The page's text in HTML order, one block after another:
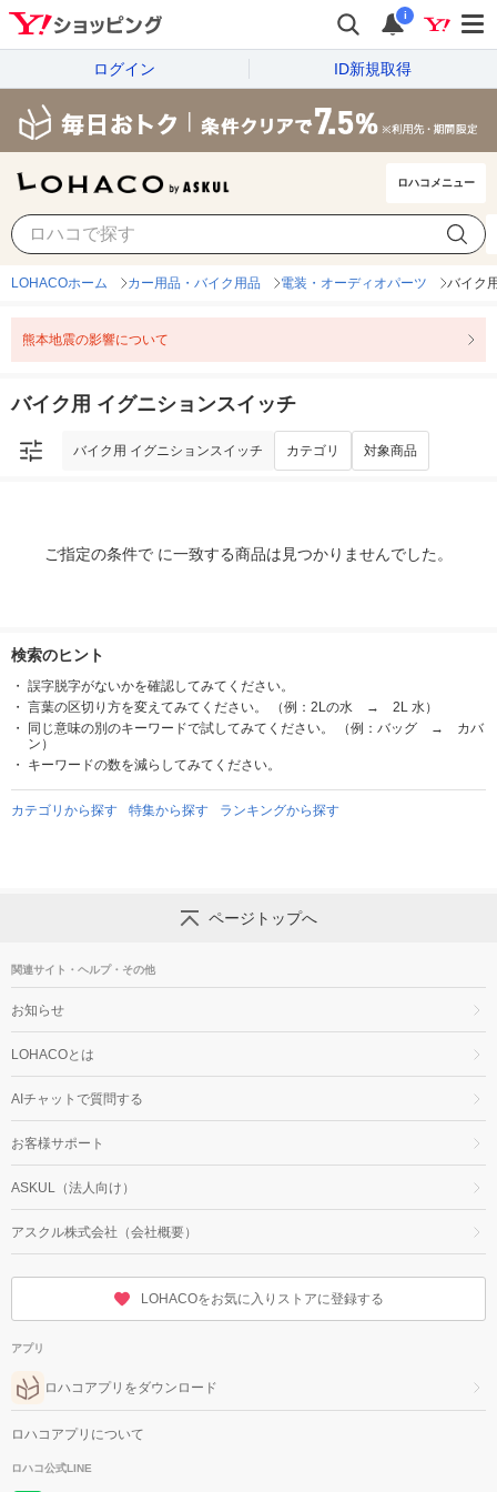
i
ログイン ID新規取得
ロハコメニュー
バイク用 イグニションスイッチ
LOHACOホーム カー用品・バイク用品 電装・オーディオパーツ バイク
熊本地震の影響について
バイク用 イグニションスイッチ
バイク用 イグニションスイッチ カテゴリ 対象商品
ご指定の条件で に一致する商品は見つかりませんでした。
検索のヒント
誤字脱字がないかを確認してみてください。
言葉の区切り方を変えてみてください。 （例：2Lの水 → 2L 水）
同じ意味の別のキーワードで試してみてください。 （例：バッグ → カバ
ン）
キーワードの数を減らしてみてください。
カテゴリから探す 特集から探す ランキングから探す
ページトップへ
関連サイト・ヘルプ・その他
お知らせ
LOHACOとは
AIチャットで質問する
お客様サポート
ASKUL（法人向け）
アスクル株式会社（会社概要）
LOHACOをお気に入りストアに登録する
アプリ
ロハコアプリをダウンロード
ロハコアプリについて
ロハコ公式LINE